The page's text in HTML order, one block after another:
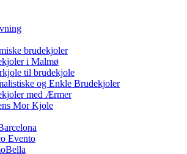
brudekjoler
i Malmø
til brudekjole
og Enkle Brudekjoler
med Ærmer
Mor Kjole
Evento